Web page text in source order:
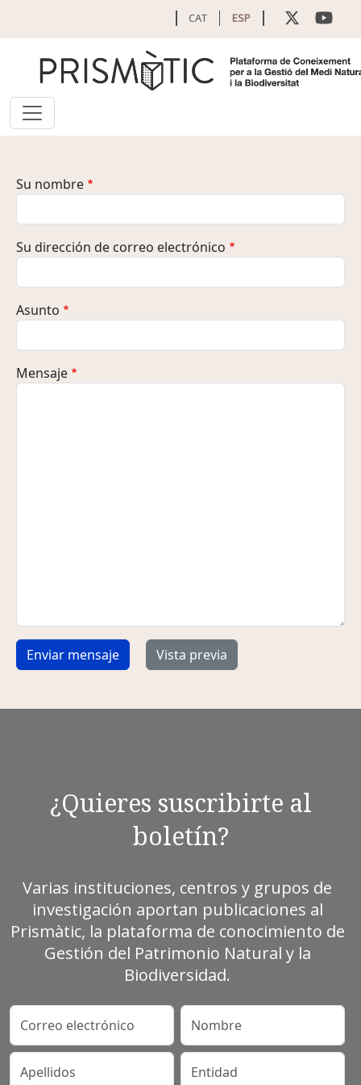
CAT ESP
Su nombre
Su dirección de correo electrónico
Asunto
Mensaje
¿Quieres suscribirte al
boletín?
Varias instituciones, centros y grupos de
investigación aportan publicaciones al
Prismàtic, la plataforma de conocimiento de
Gestión del Patrimonio Natural y la
Biodiversidad.
Correo electrónico Nombre
Apellidos Entidad